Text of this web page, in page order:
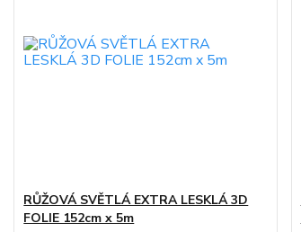
RŮŽOVÁ SVĚTLÁ EXTRA LESKLÁ 3D
FOLIE 152cm x 5m